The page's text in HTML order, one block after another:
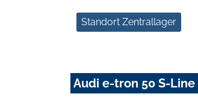
Standort Zentrallager
Audi e-tron 50 S-Line